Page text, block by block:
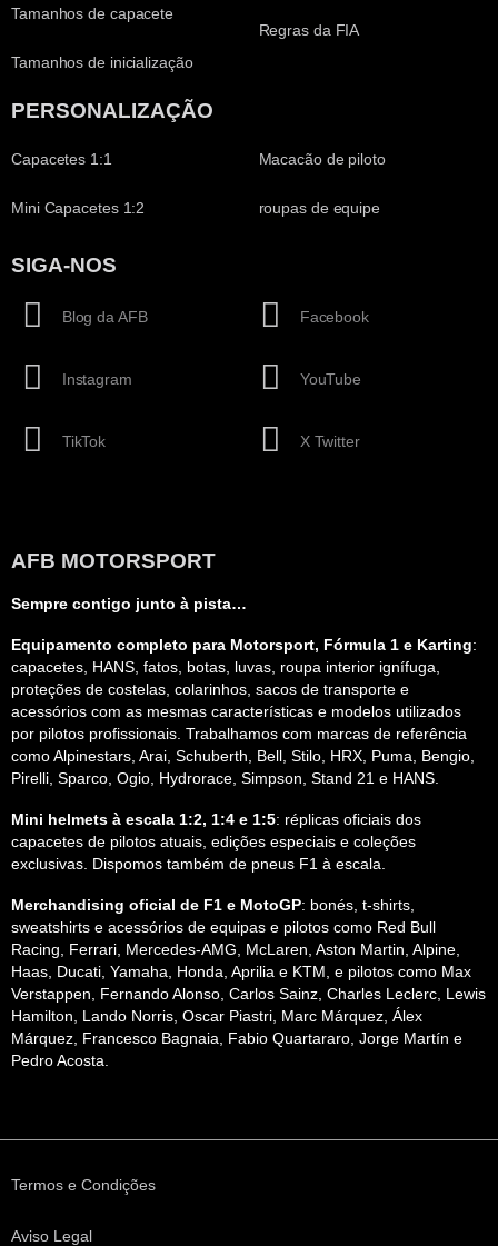
Tamanhos de capacete
Tamanhos de inicialização
Regras da FIA
PERSONALIZAÇÃO
Capacetes 1:1
Mini Capacetes 1:2
Macacão de piloto
roupas de equipe
SIGA-NOS
Blog da AFB
Instagram
TikTok
Facebook
YouTube
X Twitter
AFB MOTORSPORT
Sempre contigo junto à pista…
Equipamento completo para Motorsport, Fórmula 1 e Karting:
capacetes, HANS, fatos, botas, luvas, roupa interior ignífuga,
proteções de costelas, colarinhos, sacos de transporte e
acessórios com as mesmas características e modelos utilizados
por pilotos profissionais. Trabalhamos com marcas de referência
como Alpinestars, Arai, Schuberth, Bell, Stilo, HRX, Puma, Bengio,
Pirelli, Sparco, Ogio, Hydrorace, Simpson, Stand 21 e HANS.
Mini helmets à escala 1:2, 1:4 e 1:5: réplicas oficiais dos
capacetes de pilotos atuais, edições especiais e coleções
exclusivas. Dispomos também de pneus F1 à escala.
Merchandising oficial de F1 e MotoGP: bonés, t-shirts,
sweatshirts e acessórios de equipas e pilotos como Red Bull
Racing, Ferrari, Mercedes-AMG, McLaren, Aston Martin, Alpine,
Haas, Ducati, Yamaha, Honda, Aprilia e KTM, e pilotos como Max
Verstappen, Fernando Alonso, Carlos Sainz, Charles Leclerc, Lewis
Hamilton, Lando Norris, Oscar Piastri, Marc Márquez, Álex
Márquez, Francesco Bagnaia, Fabio Quartararo, Jorge Martín e
Pedro Acosta.
Termos e Condições
Aviso Legal